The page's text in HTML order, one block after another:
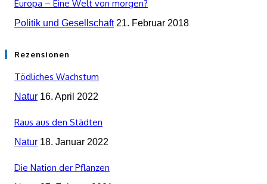
Europa – Eine Welt von morgen?
Politik und Gesellschaft 21. Februar 2018
Rezensionen
Tödliches Wachstum
Natur 16. April 2022
Raus aus den Städten
Natur 18. Januar 2022
Die Nation der Pflanzen